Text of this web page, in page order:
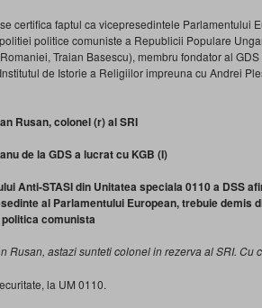
certifica faptul ca vicepresedintele Parlamentului
politice comuniste a Republicii Populare
Traian Basescu), membru fondator al
de Istorie a Religiilor impreuna cu Andrei
Rusan, colonel (r) al SRI
de la GDS a lucrat cu KGB (I)
Anti-STASI din Unitatea speciala 0110 a DSS
al Parlamentului European, trebuie demis
comunista
Rusan, astazi sunteti colonel in rezerva al SRI. Cu
la UM 0110.